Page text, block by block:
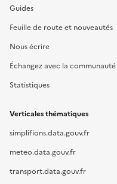
Guides
Feuille de route et nouveautés
Nous écrire
Échangez avec la communauté
Statistiques
Verticales thématiques
simplifions.data.gouv.fr
meteo.data.gouv.fr
transport.data.gouv.fr